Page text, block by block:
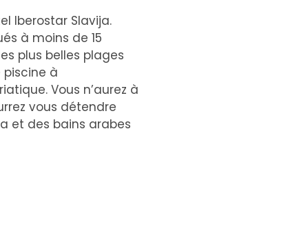
Iberostar Slavija.
à moins de 15
plus belles plages
piscine à
Vous n’aurez à
vous détendre
et des bains arabes